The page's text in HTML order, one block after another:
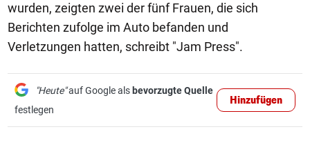
wurden, zeigten zwei der fünf Frauen, die sich
Berichten zufolge im Auto befanden und
Verletzungen hatten, schreibt "Jam Press".
"Heute"auf Google als bevorzugte Quelle
festlegen
Hinzufügen